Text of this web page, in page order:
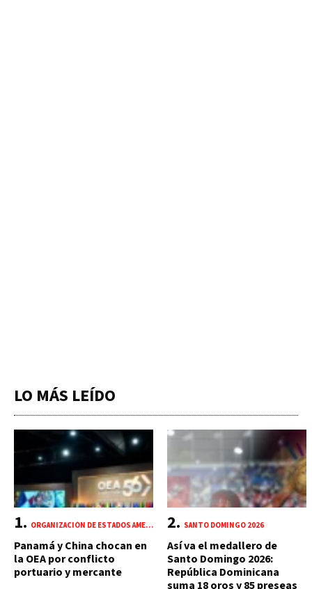
LO MÁS LEÍDO
ORGANIZACIÓN DE ESTADOS AMERICANOS (OEA)
Panamá y China chocan en
la OEA por conflicto
portuario y mercante
SANTO DOMINGO 2026
Así va el medallero de
Santo Domingo 2026:
República Dominicana
suma 18 oros y 85 preseas